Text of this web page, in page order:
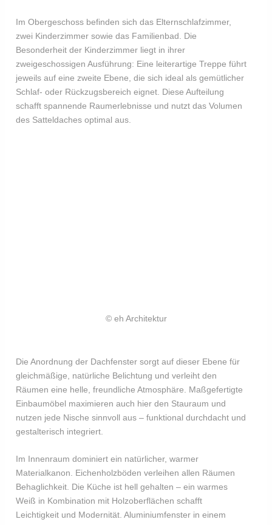
​Im Obergeschoss befinden sich das Elternschlafzimmer,
zwei Kinderzimmer sowie das Familienbad. Die
Besonderheit der Kinderzimmer liegt in ihrer
zweigeschossigen Ausführung: Eine leiterartige Treppe führt
jeweils auf eine zweite Ebene, die sich ideal als gemütlicher
Schlaf- oder Rückzugsbereich eignet. Diese Aufteilung
schafft spannende Raumerlebnisse und nutzt das Volumen
des Satteldaches optimal aus.
© eh Architektur
Die Anordnung der Dachfenster sorgt auf dieser Ebene für
gleichmäßige, natürliche Belichtung und verleiht den
Räumen eine helle, freundliche Atmosphäre. Maßgefertigte
Einbaumöbel maximieren auch hier den Stauraum und
nutzen jede Nische sinnvoll aus – funktional durchdacht und
gestalterisch integriert.
​Im Innenraum dominiert ein natürlicher, warmer
Materialkanon. Eichenholzböden verleihen allen Räumen
Behaglichkeit. Die Küche ist hell gehalten – ein warmes
Weiß in Kombination mit Holzoberflächen schafft
Leichtigkeit und Modernität. Aluminiumfenster in einem